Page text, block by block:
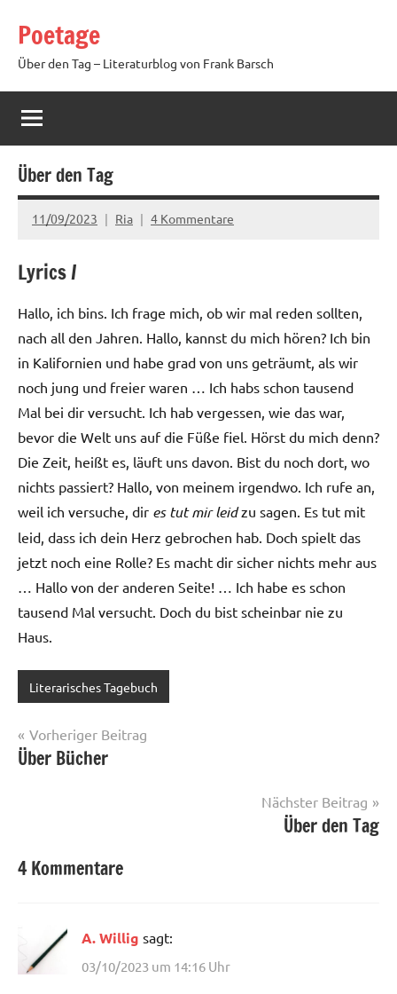
Inhalt
springen
Poetage
Über den Tag – Literaturblog von Frank Barsch
Über den Tag
11/09/2023 Ria 4 Kommentare
Lyrics /
Hallo, ich bins. Ich frage mich, ob wir mal reden sollten,
nach all den Jahren. Hallo, kannst du mich hören? Ich bin
in Kalifornien und habe grad von uns geträumt, als wir
noch jung und freier waren … Ich habs schon tausend
Mal bei dir versucht. Ich hab vergessen, wie das war,
bevor die Welt uns auf die Füße fiel. Hörst du mich denn?
Die Zeit, heißt es, läuft uns davon. Bist du noch dort, wo
nichts passiert? Hallo, von meinem irgendwo. Ich rufe an,
weil ich versuche, dir es tut mir leidzu sagen. Es tut mit
leid, dass ich dein Herz gebrochen hab. Doch spielt das
jetzt noch eine Rolle? Es macht dir sicher nichts mehr aus
… Hallo von der anderen Seite! … Ich habe es schon
tausend Mal versucht. Doch du bist scheinbar nie zu
Haus.
Literarisches Tagebuch
Beitragsnavigation
Vorheriger Beitrag
Über Bücher
Nächster Beitrag
Über den Tag
4 Kommentare
A. Willig sagt:
03/10/2023 um 14:16 Uhr